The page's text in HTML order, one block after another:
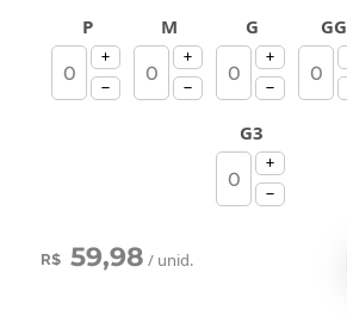
P M G GG
G3
R$ 59,98 / unid.